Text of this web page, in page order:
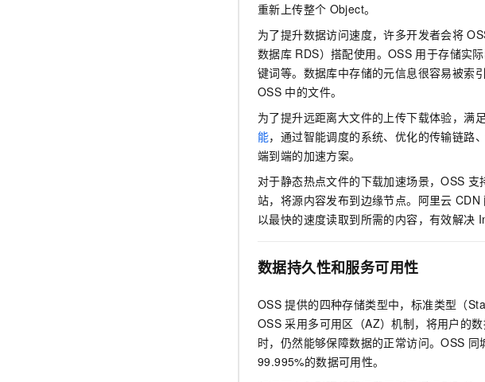
重新上传整个 Object。
为了提升数据访问速度，许多开发者会将
数据库 RDS）搭配使用。OSS 用于存储实
键词等。数据库中存储的元信息很容易被索
OSS 中的文件。
为了提升远距离大文件的上传下载体验，满
能，通过智能调度的系统、优化的传输链路
端到端的加速方案。
对于静态热点文件的下载加速场景，OSS 支
站，将源内容发布到边缘节点。阿里云 CDN
以最快的速度读取到所需的内容，有效解决
数据持久性和服务可用性
OSS 提供的四种存储类型中，标准类型（
OSS 采用多可用区（AZ）机制，将用户的
时，仍然能够保障数据的正常访问。OSS 同
99.995%的数据可用性。